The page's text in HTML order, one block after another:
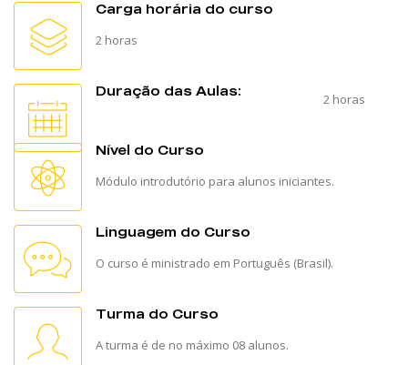
Carga horária do curso
2 horas
Duração das Aulas:
2 horas
Nível do Curso
Módulo introdutório para alunos iniciantes.
Linguagem do Curso
O curso é ministrado em Português (Brasil).
Turma do Curso
A turma é de no máximo 08 alunos.